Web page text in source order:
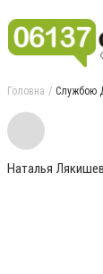
Головна Службою
Наталья